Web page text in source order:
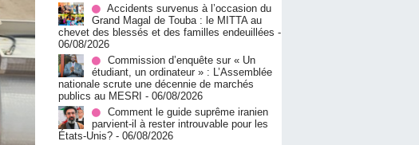
Accidents survenus à l’occasion du
Grand Magal de Touba : le MITTA au
chevet des blessés et des familles endeuillées -
06/08/2026
Commission d’enquête sur « Un
étudiant, un ordinateur » : L’Assemblée
nationale scrute une décennie de marchés
publics au MESRI - 06/08/2026
Comment le guide suprême iranien
parvient-il à rester introuvable pour les
États-Unis? - 06/08/2026